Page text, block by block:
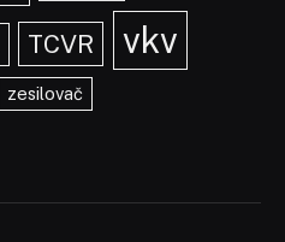
TCVR vkv
zesilovač